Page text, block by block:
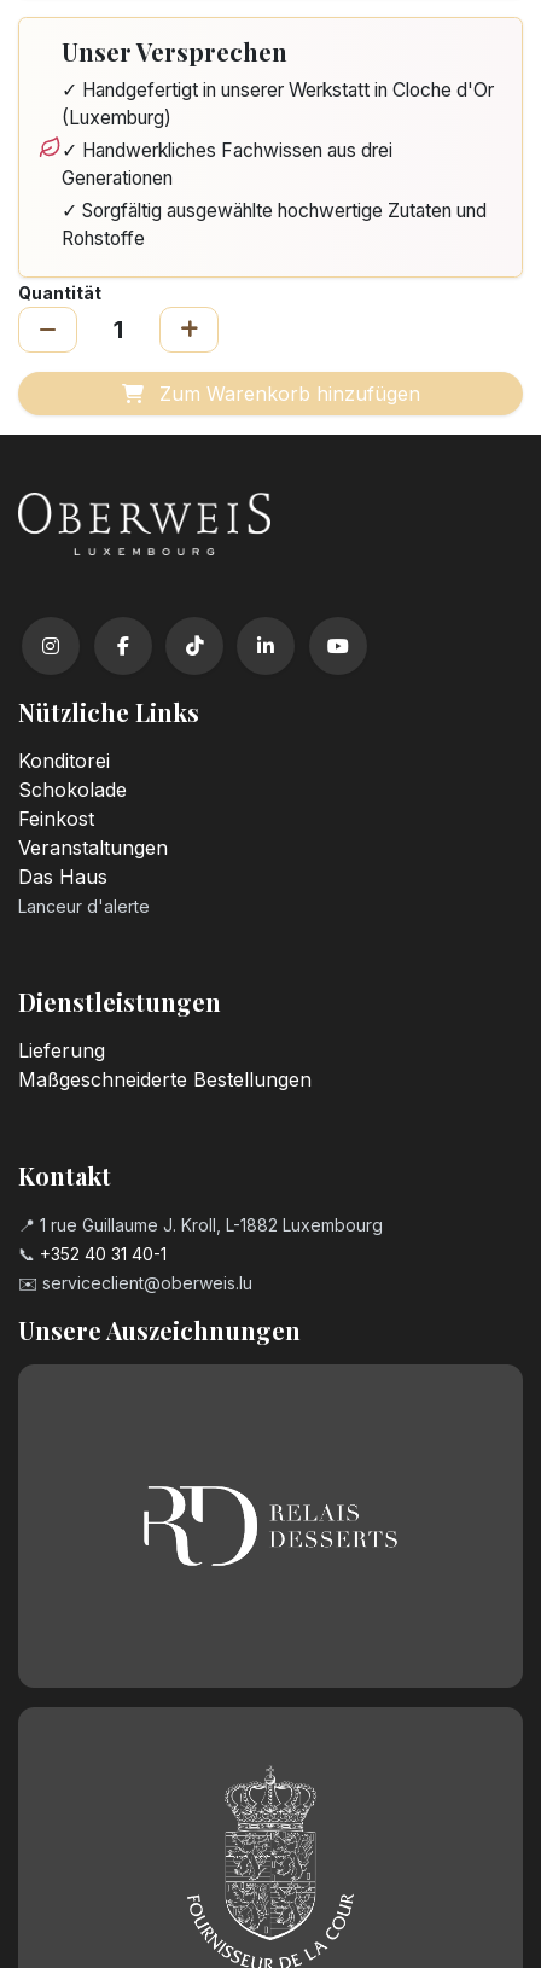
Unser Versprechen
✓ Handgefertigt in unserer Werkstatt in Cloche d'Or
(Luxemburg)
✓ Handwerkliches Fachwissen aus drei
Generationen
✓ Sorgfältig ausgewählte hochwertige Zutaten und
Rohstoffe
Quantität
Zum Warenkorb hinzufügen
Nützliche Links
Konditorei
Schokolade
Feinkost
Veranstaltungen
Das Haus
Lanceur d'alerte
Dienstleistungen
Lieferung
Maßgeschneiderte Bestellungen
Kontakt
📍 1 rue Guillaume J. Kroll, L-1882 Luxembourg
📞 +352 40 31 40-1
✉️ serviceclient@oberweis.lu
Unsere Auszeichnungen